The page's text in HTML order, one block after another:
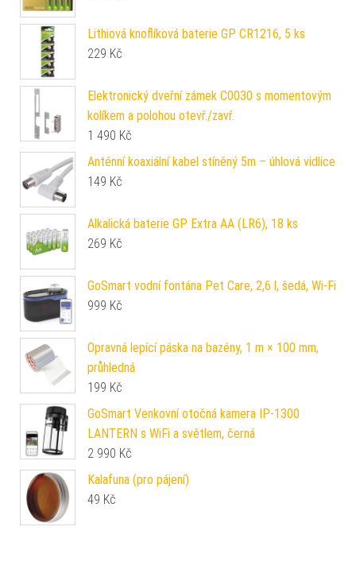
Lithiová knoflíková baterie GP CR1216, 5 ks
229 Kč
Elektronický dveřní zámek C0030 s momentovým
kolíkem a polohou otevř./zavř.
1 490 Kč
Anténní koaxiální kabel stíněný 5m – úhlová vidlice
149 Kč
Alkalická baterie GP Extra AA (LR6), 18 ks
269 Kč
GoSmart vodní fontána Pet Care, 2,6 l, šedá, Wi-Fi
999 Kč
Opravná lepící páska na bazény, 1 m × 100 mm,
průhledná
199 Kč
GoSmart Venkovní otočná kamera IP-1300
LANTERN s WiFi a světlem, černá
2 990 Kč
Kalafuna (pro pájení)
49 Kč